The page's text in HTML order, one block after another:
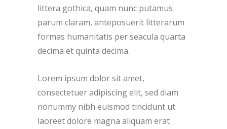
littera gothica, quam nunc putamus
parum claram, anteposuerit litterarum
formas humanitatis per seacula quarta
decima et quinta decima.
Lorem ipsum dolor sit amet,
consectetuer adipiscing elit, sed diam
nonummy nibh euismod tincidunt ut
laoreet dolore magna aliquam erat